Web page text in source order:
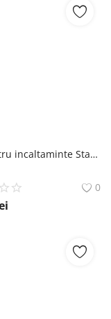
Sac pentru incaltaminte Starpak Football Starpak
0